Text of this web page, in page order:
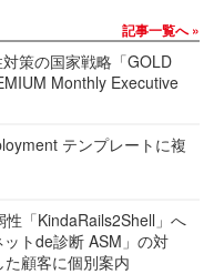
記事一覧へ
策の国家戦略「GOLD
Monthly Executive
テンプレートに複
「KindaRails2Shell」へ
トde診断 ASM」の対
顧客に個別案内